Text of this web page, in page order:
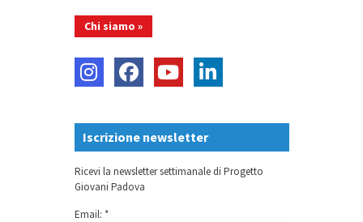
Chi siamo »
Iscrizione newsletter
Ricevi la newsletter settimanale di Progetto
Giovani Padova
Email: *